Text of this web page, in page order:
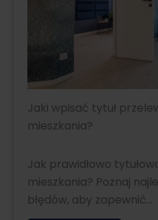
Jaki wpisać tytuł
mieszkania?
Jak prawidłowo
mieszkania? Poznaj
błędów, aby zapewnić…